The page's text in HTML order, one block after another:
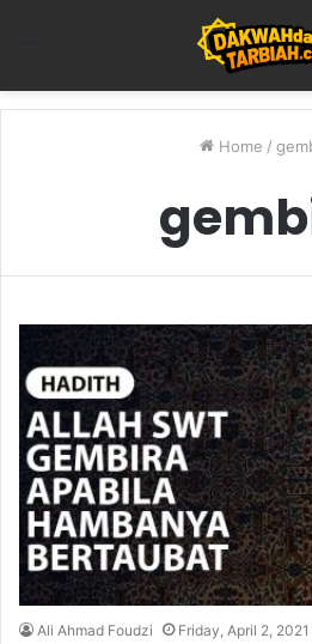
Home /
Ali Ahmad Foudzi Friday, April 2, 2021